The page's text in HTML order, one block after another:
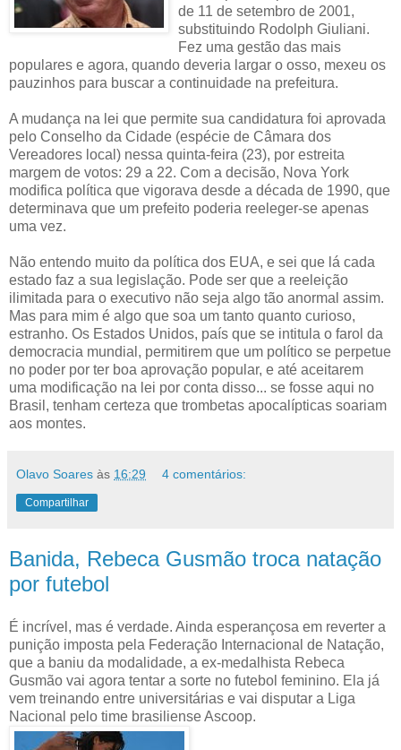
de 11 de setembro de 2001,
substituindo Rodolph Giuliani.
Fez uma gestão das mais
populares e agora, quando deveria largar o osso, mexeu os
pauzinhos para buscar a continuidade na prefeitura.
A mudança na lei que permite sua candidatura foi aprovada
pelo Conselho da Cidade (espécie de Câmara dos
Vereadores local) nessa quinta-feira (23), por estreita
margem de votos: 29 a 22. Com a decisão, Nova York
modifica política que vigorava desde a década de 1990, que
determinava que um prefeito poderia reeleger-se apenas
uma vez.
Não entendo muito da política dos EUA, e sei que lá cada
estado faz a sua legislação. Pode ser que a reeleição
ilimitada para o executivo não seja algo tão anormal assim.
Mas para mim é algo que soa um tanto quanto curioso,
estranho. Os Estados Unidos, país que se intitula o farol da
democracia mundial, permitirem que um político se perpetue
no poder por ter boa aprovação popular, e até aceitarem
uma modificação na lei por conta disso... se fosse aqui no
Brasil, tenham certeza que trombetas apocalípticas soariam
aos montes.
Olavo Soares às 16:29 4 comentários:
Compartilhar
Banida, Rebeca Gusmão troca natação
por futebol
É incrível, mas é verdade. Ainda esperançosa em reverter a
punição imposta pela Federação Internacional de Natação,
que a baniu da modalidade, a ex-medalhista Rebeca
Gusmão vai agora tentar a sorte no futebol feminino. Ela já
vem treinando entre universitárias e vai disputar a Liga
Nacional pelo time brasiliense Ascoop.